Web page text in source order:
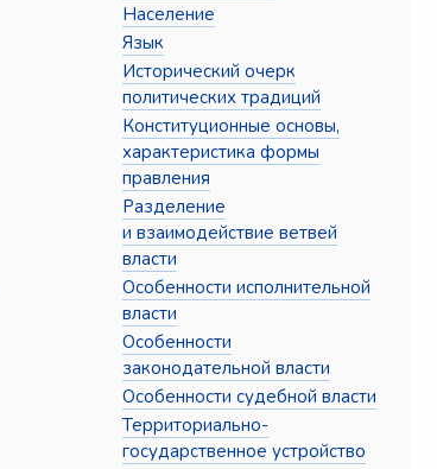
Население
Язык
Исторический очерк
политических традиций
Конституционные основы,
характеристика формы
правления
Разделение
и взаимодействие ветвей
власти
Особенности исполнительной
власти
Особенности
законодательной власти
Особенности судебной власти
Территориально-
государственное устройство